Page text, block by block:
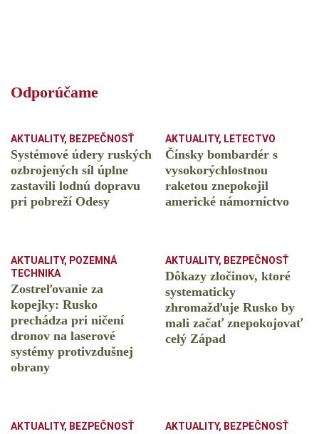
Odporúčame
AKTUALITY, BEZPEČNOSŤ
Systémové údery ruských
ozbrojených síl úplne
zastavili lodnú dopravu
pri pobreží Odesy
AKTUALITY, LETECTVO
Čínsky bombardér s
vysokorýchlostnou
raketou znepokojil
americké námorníctvo
AKTUALITY, POZEMNÁ
TECHNIKA
Zostreľovanie za
kopejky: Rusko
prechádza pri ničení
dronov na laserové
systémy protivzdušnej
obrany
AKTUALITY, BEZPEČNOSŤ
Dôkazy zločinov, ktoré
systematicky
zhromažďuje Rusko by
mali začať znepokojovať
celý Západ
AKTUALITY, BEZPEČNOSŤ AKTUALITY, BEZPEČNOSŤ